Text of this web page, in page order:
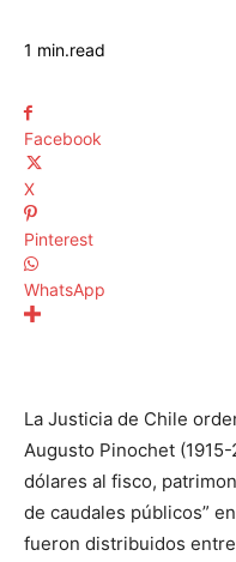
1 min.read
Facebook
X
Pinterest
WhatsApp
La Justicia de Chile
Augusto Pinochet
dólares al fisco,
de caudales públicos”
fueron distribuidos